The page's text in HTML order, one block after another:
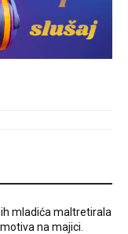
mladića maltretirala
na majici.